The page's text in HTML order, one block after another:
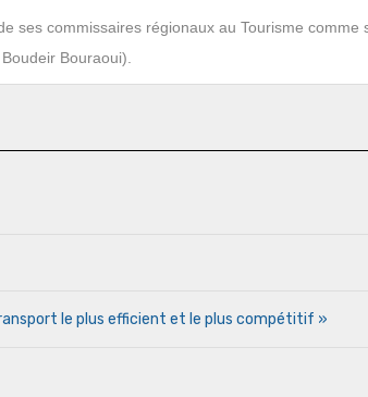
ses commissaires régionaux au Tourisme comme
Bouraoui).
le plus efficient et le plus compétitif »